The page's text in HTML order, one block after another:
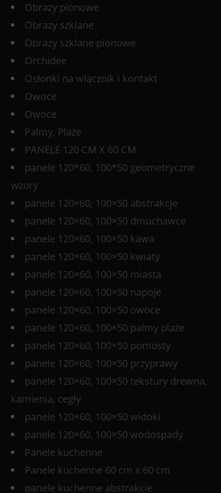
Obrazy pionowe
Obrazy szklane
Obrazy szklane pionowe
Orchidee
Osłonki na włącznik i kontakt
Owoce
Owoce
Palmy, Plaże
PANELE 120 CM X 60 CM
panele 120*60, 100*50 geometryczne
wzory
panele 120×60, 100×50 abstrakcje
panele 120×60, 100×50 dmuchawce
panele 120×60, 100×50 kawa
panele 120×60, 100×50 kwiaty
panele 120×60, 100×50 miasta
panele 120×60, 100×50 napoje
panele 120×60, 100×50 owoce
panele 120×60, 100×50 palmy plaże
panele 120×60, 100×50 pomosty
panele 120×60, 100×50 przyprawy
panele 120×60, 100×50 tekstury drewna,
kamienia, cegły
panele 120×60, 100×50 widoki
panele 120×60, 100×50 wodospady
Panele kuchenne
Panele kuchenne 60 cm x 60 cm
panele kuchenne abstrakcje